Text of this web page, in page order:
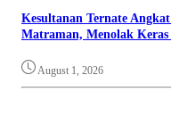
Kesultanan Ternate
Matraman, Menolak
August 1, 2026